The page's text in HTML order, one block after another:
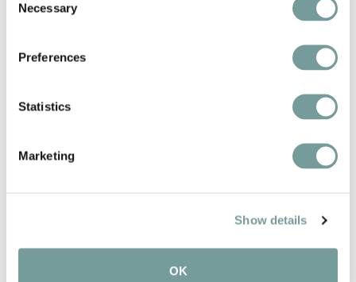
Selection
Necessary
Preferences
Statistics
Marketing
Show details
OK
WELLNESS MIT BLICK
AUF DIE BERGE
Mountain Resort. Verteilt auf die großzügige
QUEEN SPA und die exklusive TIARA SPA auf
dem Dach entsteht eine Wellnesswelt, in der